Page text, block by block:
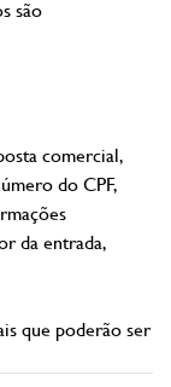
são
comercial,
do CPF,
da entrada,
que poderão ser